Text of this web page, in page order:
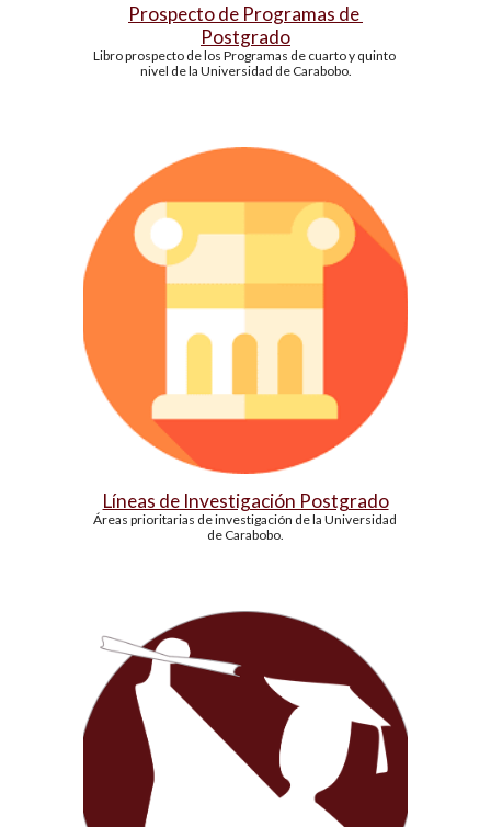
Prospecto de Programas de
Postgrado
Libro prospecto de los Programas de cuarto y quinto
nivel de la Universidad de Carabobo.
Líneas de Investigación Postgrado
Áreas prioritarias de investigación de la Universidad
de Carabobo.